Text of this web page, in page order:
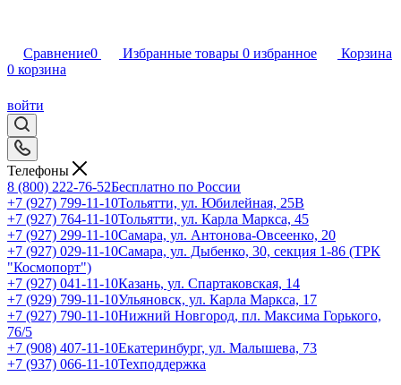
Сравнение0 Избранные товары 0 избранное
Корзина
0 корзина
войти
Телефоны
8 (800) 222-76-52Бесплатно по России
+7 (927) 799-11-10Тольятти, ул. Юбилейная, 25В
+7 (927) 764-11-10Тольятти, ул. Карла Маркса, 45
+7 (927) 299-11-10Самара, ул. Антонова-Овсеенко, 20
+7 (927) 029-11-10Самара, ул. Дыбенко, 30, секция 1-86 (ТРК
"Космопорт")
+7 (927) 041-11-10Казань, ул. Спартаковская, 14
+7 (929) 799-11-10Ульяновск, ул. Карла Маркса, 17
+7 (927) 790-11-10Нижний Новгород, пл. Максима Горького,
76/5
+7 (908) 407-11-10Екатеринбург, ул. Малышева, 73
+7 (937) 066-11-10Техподдержка